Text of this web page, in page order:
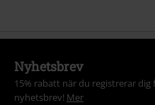
Nyhetsbrev
15% rabatt när du registrerar dig
nyhetsbrev! Mer